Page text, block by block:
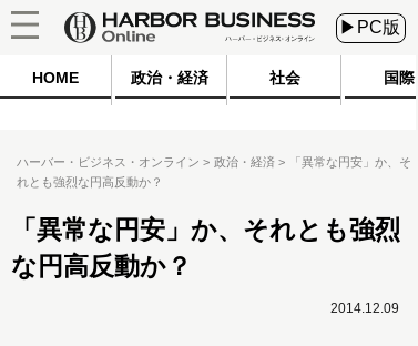
▶PC版
HOME 政治・経済 社会 国際
ハーバー・ビジネス・オンライン 政治・経済
「異常な円安」か、そ
れとも強烈な円高反動か？
「異常な円安」か、それとも強烈
な円高反動か？
2014.12.09